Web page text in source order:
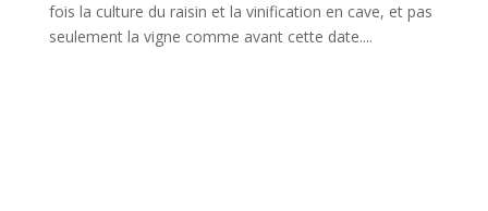
fois la culture du raisin et la vinification en cave, et pas
seulement la vigne comme avant cette date....